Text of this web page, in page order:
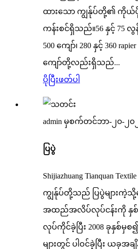
ထားသော ကျွန်ုပ်တို့၏ ကိုယ်
ကန်းစင်ရှိသည်။56 နှင့် 75 လွ
500 ကျော်၊ 280 နှင့် 360
ကျော်တို့လည်းရှိသည်...
ပိုပြီးဖတ်ပါ
admin မှစက်တင်ဘာ-၂၀-၂၀
ပြပွဲ
Shijiazhuang Tianquan
ကျွန်ုပ်တို့သည် ပြပွဲများကဲ့သို့
အထည်အလိပ်လုပ်ငန်းကို နှစ်ပေ
လုပ်ကိုင်ခဲ့ပြီး 2008 ခုနှစ်မှ
များတွင် ပါဝင်ခဲ့ပြီး ယခုအခ